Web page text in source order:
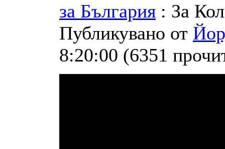
за България : За
Публикувано от
8:20:00 (6351